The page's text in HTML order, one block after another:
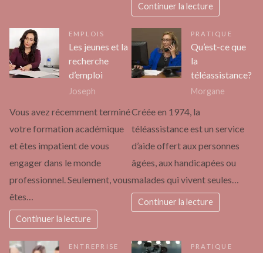
Continuer la lecture
EMPLOIS
Les jeunes et la
recherche
d’emploi
Joseph
Vous avez récemment terminé
votre formation académique
et êtes impatient de vous
engager dans le monde
professionnel. Seulement, vous
êtes…
Continuer la lecture
PRATIQUE
Qu’est-ce que
la
téléassistance?
Morgane
Créée en 1974, la
téléassistance est un service
d’aide offert aux personnes
âgées, aux handicapées ou
malades qui vivent seules…
Continuer la lecture
ENTREPRISE PRATIQUE